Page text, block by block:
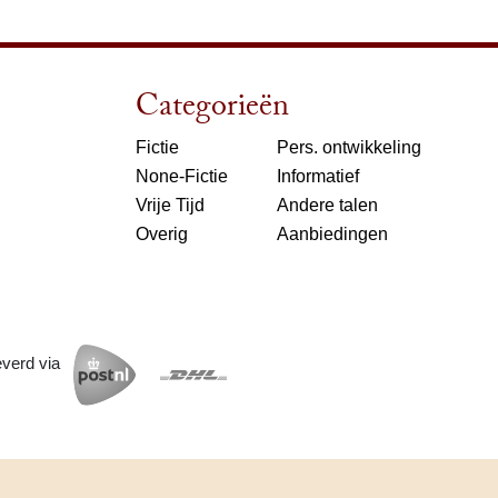
Categorieën
Fictie
None-Fictie
Vrije Tijd
Overig
Pers. ontwikkeling
Informatief
Andere talen
Aanbiedingen
via